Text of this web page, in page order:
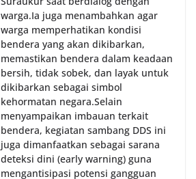
warga.‎‎Ia juga menambahkan agar
warga memperhatikan kondisi
bendera yang akan dikibarkan,
memastikan bendera dalam keadaan
bersih, tidak sobek, dan layak untuk
dikibarkan sebagai simbol
kehormatan negara.‎‎‎Selain
menyampaikan imbauan terkait
bendera, kegiatan sambang DDS ini
juga dimanfaatkan sebagai sarana
deteksi dini (early warning) guna
mengantisipasi potensi gangguan